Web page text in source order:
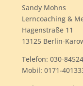
Sandy Mohns
Lerncoaching &
Hagenstraße 11
13125 Berlin-
Telefon: 030-
Mobil: 0171-